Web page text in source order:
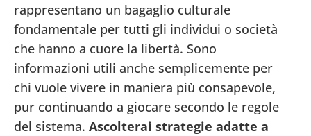
rappresentano un bagaglio culturale
fondamentale per tutti gli individui o società
che hanno a cuore la libertà. Sono
informazioni utili anche semplicemente per
chi vuole vivere in maniera più consapevole,
pur continuando a giocare secondo le regole
del sistema. Ascolterai strategie adatte a